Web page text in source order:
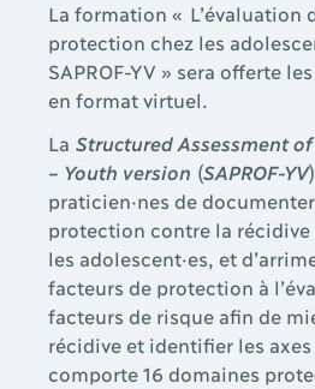
La formation « L’évaluation
protection chez les
SAPROF-YV » sera offerte
en format virtuel.
La Structured Assessment
– Youth version (SAPROF-YV
praticien·nes de
protection contre la récidive
les adolescent·es, et
facteurs de protection à
facteurs de risque afin de
récidive et identifier les
comporte 16 domaines